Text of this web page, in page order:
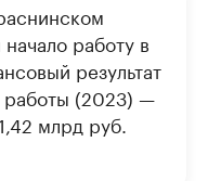
работу в
результат
работы (2023) —
млрд руб.